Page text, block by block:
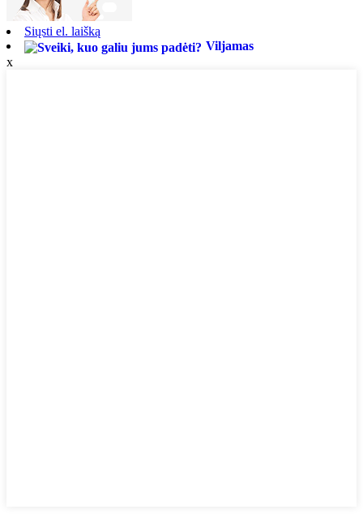
Siųsti el. laišką
Viljamas
x